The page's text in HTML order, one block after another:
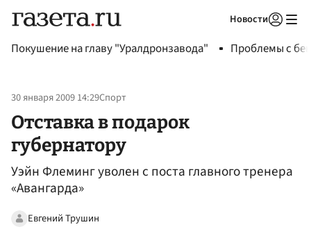
Новости
Покушение на главу "Уралдронзавода" Проблемы с
30 января 2009 14:29Спорт
Отставка в подарок
губернатору
Уэйн Флеминг уволен с поста главного тренера
«Авангарда»
Евгений Трушин